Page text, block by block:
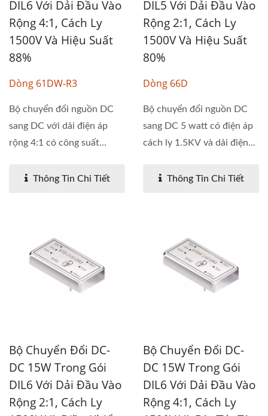
DIL6 Với Dải Đầu Vào
Rộng 4:1, Cách Ly
1500V Và Hiệu Suất
88%
Dòng 61DW-R3
Bộ chuyển đổi nguồn DC
sang DC với dải điện áp
rộng 4:1 có công suất...
Thông Tin Chi Tiết
DIL5 Với Dải Đầu Vào
Rộng 2:1, Cách Ly
1500V Và Hiệu Suất
80%
Dòng 66D
Bộ chuyển đổi nguồn DC
sang DC 5 watt có điện áp
cách ly 1.5KV và dải điện...
Thông Tin Chi Tiết
Bộ Chuyển Đổi DC-
DC 15W Trong Gói
DIL6 Với Dải Đầu Vào
Rộng 2:1, Cách Ly
Bộ Chuyển Đổi DC-
DC 15W Trong Gói
DIL6 Với Dải Đầu Vào
Rộng 4:1, Cách Ly